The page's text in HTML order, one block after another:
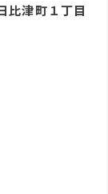
比津町１丁目